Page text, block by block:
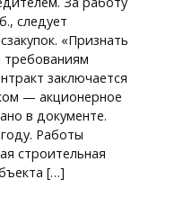
следует
«Признать
требованиям
заключается
— акционерное
в документе.
Работы
строительная
[…]